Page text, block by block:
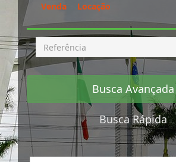
Venda Locação
Busca
por
Referência
Busca Avançada
Busca Rápida